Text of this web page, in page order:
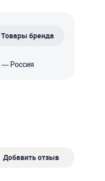
Товары бренда
— Россия
Добавить отзыв